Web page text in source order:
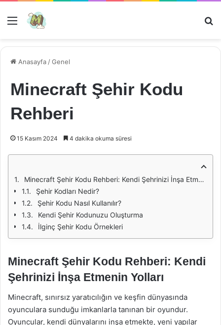
Menü
Anasayfa /Genel
Minecraft Şehir Kodu
Rehberi
15 Kasım 2024 4 dakika okuma süresi
Minecraft Şehir Kodu Rehberi: Kendi Şehrinizi İnşa Etmenin Yolları
Şehir Kodları Nedir?
Şehir Kodu Nasıl Kullanılır?
Kendi Şehir Kodunuzu Oluşturma
İlginç Şehir Kodu Örnekleri
Minecraft Şehir Kodu Rehberi: Kendi
Şehrinizi İnşa Etmenin Yolları
Minecraft, sınırsız yaratıcılığın ve keşfin dünyasında
oyunculara sunduğu imkanlarla tanınan bir oyundur.
Oyuncular, kendi dünyalarını inşa etmekte, yeni yapılar